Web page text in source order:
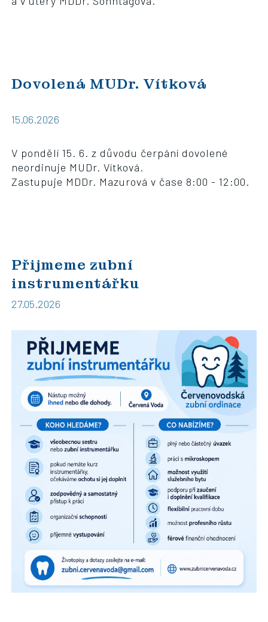
Dovolená MUDr. Vítková
15.06.2026
V pondělí 15. 6. z důvodu čerpání dovolené
neordinuje MUDr. Vítková.
Zastupuje MDDr. Mazurová v čase 8:00 - 12:00.
Přijmeme zubní
instrumentářku
27.05.2026